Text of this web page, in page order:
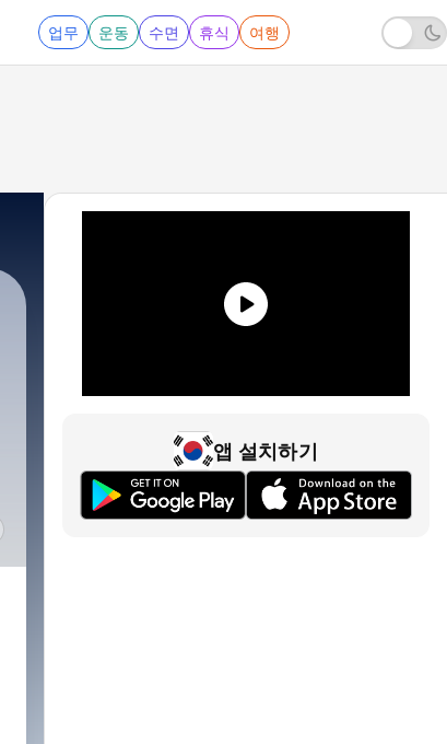
업무 운동 수면 휴식 여행
앱 설치하기